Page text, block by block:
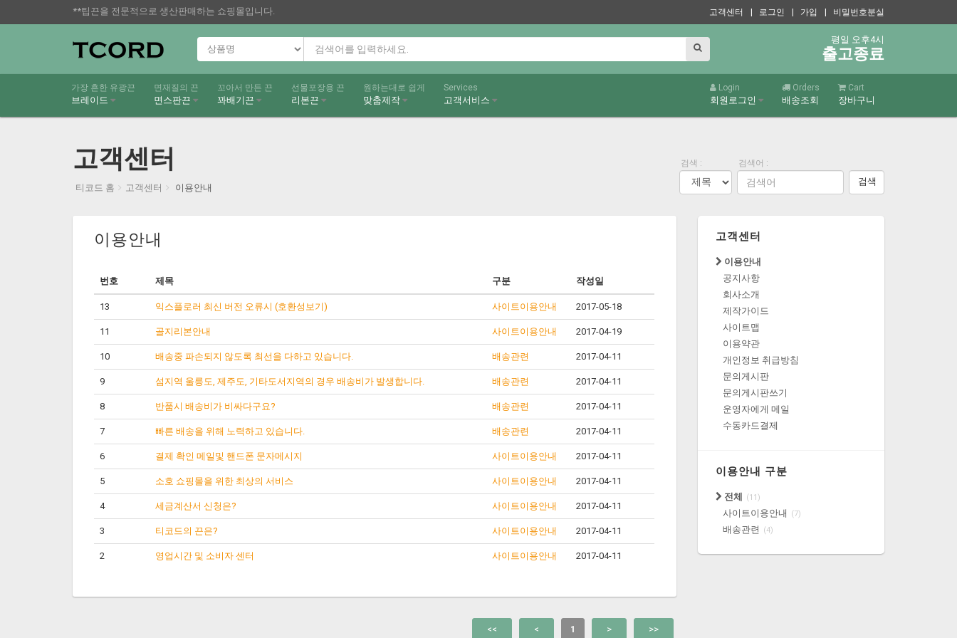
**팁끈을 전문적으로 생산판매하는 쇼핑몰입니다. 고객센터 | 로그인 | 가입 | 비밀번호분실
평일 오후4시
출고종료
가장 흔한 유광끈
브레이드
면재질의 끈
면스판끈
꼬아서 만든 끈
꽈배기끈
선물포장용 끈
리본끈
원하는대로 쉽게
맞춤제작
Services
고객서비스
Login
회원로그인
Orders
배송조회
Cart
장바구니
고객센터
티코드 홈 고객센터 이용안내
검색 : 검색어 :
검색
고객센터
이용안내
공지사항
회사소개
제작가이드
사이트맵
이용약관
개인정보 취급방침
문의게시판
문의게시판쓰기
운영자에게 메일
수동카드결제
이용안내 구분
전체 (11)
사이트이용안내 (7)
배송관련 (4)
이용안내
번호 제목 구분 작성일
13 익스플로러 최신 버전 오류시 (호환성보기) 사이트이용안내 2017-05-18
11 골지리본안내 사이트이용안내 2017-04-19
10 배송중 파손되지 않도록 최선을 다하고 있습니다. 배송관련 2017-04-11
9 섬지역 울릉도, 제주도, 기타도서지역의 경우 배송비가 발생합니다. 배송관련 2017-04-11
8 반품시 배송비가 비싸다구요? 배송관련 2017-04-11
7 빠른 배송을 위해 노력하고 있습니다. 배송관련 2017-04-11
6 결제 확인 메일및 핸드폰 문자메시지 사이트이용안내 2017-04-11
5 소호 쇼핑몰을 위한 최상의 서비스 사이트이용안내 2017-04-11
4 세금계산서 신청은? 사이트이용안내 2017-04-11
3 티코드의 끈은? 사이트이용안내 2017-04-11
2 영업시간 및 소비자 센터 사이트이용안내 2017-04-11
<< < 1 > >>